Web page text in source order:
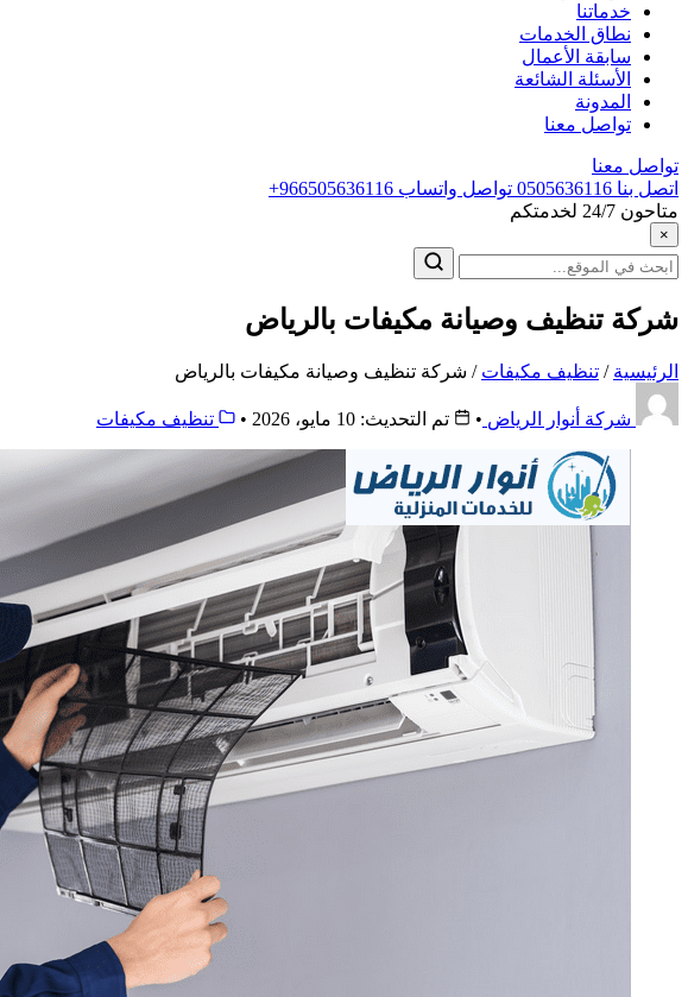
خدماتنا
نطاق الخدمات
سابقة الأعمال
الأسئلة الشائعة
المدونة
تواصل معنا
تواصل معنا
اتصل بنا 0505636116 تواصل واتساب +966505636116
متاحون 24/7 لخدمتكم
×
البحث
عن:
شركة تنظيف وصيانة مكيفات بالرياض
الرئيسية / تنظيف مكيفات / شركة تنظيف وصيانة مكيفات بالرياض
شركة أنوار الرياض • تم التحديث: 10 مايو، 2026 • تنظيف مكيفات